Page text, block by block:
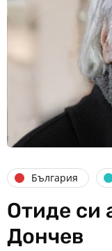
България
Отиде си
Дончев